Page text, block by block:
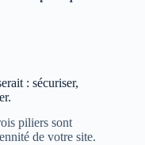
: sécuriser,
piliers sont
de votre site.